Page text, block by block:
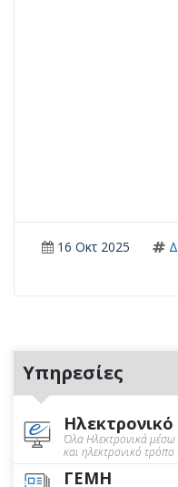
16 Οκτ 2025
Υπηρεσίες
Όλα Ηλεκτρονικά μέσω
και ηλεκτρονικό τρόπο
ΓΕΜΗ